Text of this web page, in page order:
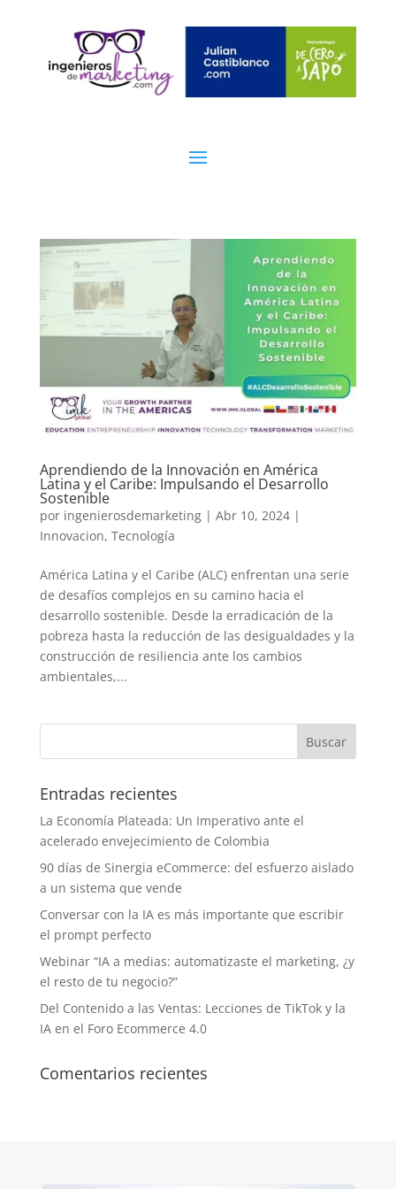
Aprendiendo de la Innovación en América
Latina y el Caribe: Impulsando el Desarrollo
Sostenible
por ingenierosdemarketing| Abr 10, 2024|
Innovacion, Tecnología
América Latina y el Caribe (ALC) enfrentan una serie
de desafíos complejos en su camino hacia el
desarrollo sostenible. Desde la erradicación de la
pobreza hasta la reducción de las desigualdades y la
construcción de resiliencia ante los cambios
ambientales,...
Entradas recientes
La Economía Plateada: Un Imperativo ante el
acelerado envejecimiento de Colombia
90 días de Sinergia eCommerce: del esfuerzo aislado
a un sistema que vende
Conversar con la IA es más importante que escribir
el prompt perfecto
Webinar “IA a medias: automatizaste el marketing, ¿y
el resto de tu negocio?”
Del Contenido a las Ventas: Lecciones de TikTok y la
IA en el Foro Ecommerce 4.0
Comentarios recientes